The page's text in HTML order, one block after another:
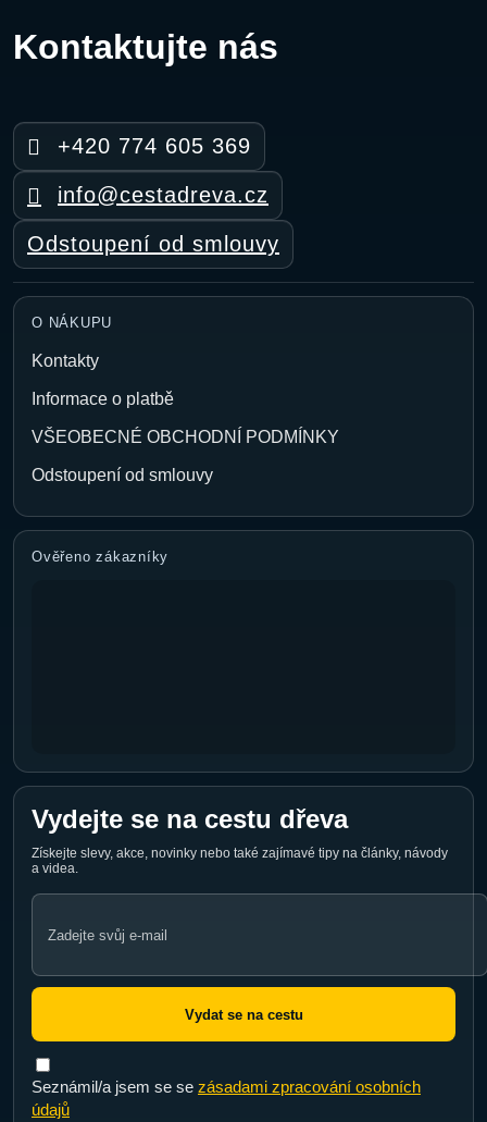
Kontaktujte nás
+420 774 605 369
info@cestadreva.cz
Odstoupení od smlouvy
O NÁKUPU
Kontakty
Informace o platbě
VŠEOBECNÉ OBCHODNÍ PODMÍNKY
Odstoupení od smlouvy
Ověřeno zákazníky
Vydejte se na cestu dřeva
Získejte slevy, akce, novinky nebo také zajímavé tipy na články, návody
a videa.
Email
Vydat se na cestu
Seznámil/a jsem se se zásadami zpracování osobních
údajů